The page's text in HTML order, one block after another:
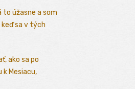
úžasne a som
keď sa v tých
ako sa po
k Mesiacu,